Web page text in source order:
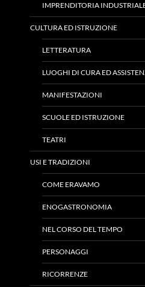
IMPRENDITORIA
CULTURA ED ISTRUZIONE
LETTERATURA
LUOGHI DI CURA ED
MANIFESTAZIONI
SCUOLE ED ISTRUZIONE
TEATRI
USI E TRADIZIONI
COME ERAVAMO
ENOGASTRONOMIA
NEL CORSO DEL TEMPO
PERSONAGGI
RICORRENZE